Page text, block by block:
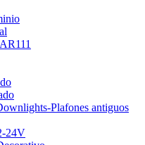
Plafones antiguos
24V